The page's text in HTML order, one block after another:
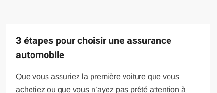
3 étapes pour choisir une assurance
automobile
Que vous assuriez la première voiture que vous
achetiez ou que vous n’ayez pas prêté attention à